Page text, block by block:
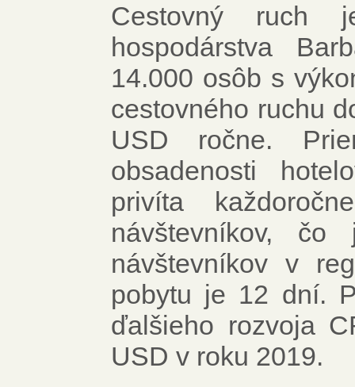
Cestovný ruch
hospodárstva
14.000 osôb s
cestovného ruchu
USD ročne.
obsadenosti
privíta
návštevníkov,
návštevníkov v
pobytu je 12 dní.
ďalšieho rozvoja
USD v roku 2019.